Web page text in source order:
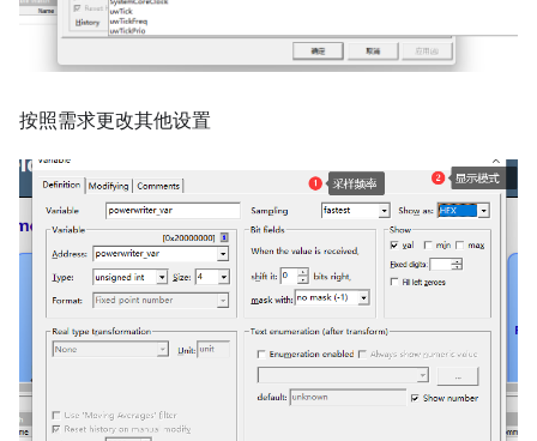
按照需求更改其他设置